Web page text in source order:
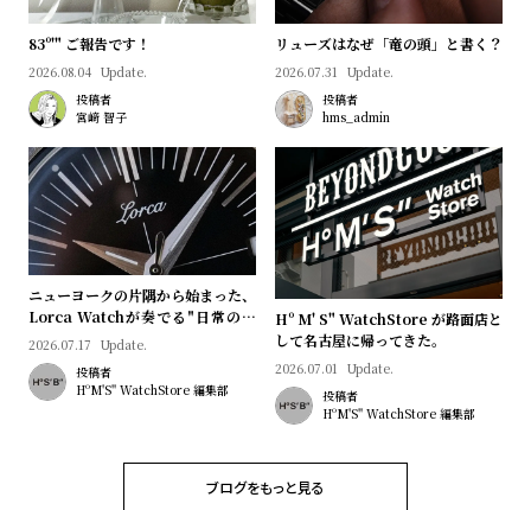
よ
く
あ
る
質
問
お
問
い
合
わ
せ
83º'" ご報告です！
2026.08.04 Update.
投稿者
宮﨑 智子
リューズはなぜ「竜の頭」と書く？
2026.07.31 Update.
投稿者
hms_admin
ニューヨークの片隅から始まった、
Lorca Watchが奏でる"日常のロ
マン"｜Brand Picks #08
2026.07.17 Update.
投稿者
HºM'S" WatchStore 編集部
Hº M' S" WatchStore が路面店と
して名古屋に帰ってきた。
2026.07.01 Update.
投稿者
HºM'S" WatchStore 編集部
ブログをもっと見る